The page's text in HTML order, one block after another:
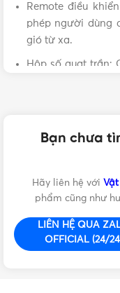
Remote điều
phép người dùng
gió từ xa.
Hộp số quạt trần:
chính hãng, được
bảo độ bền và hiệu
Hãy chọn mua phụ
lượng cao với giá cả
để nhận tư vấn:
Bạn chưa
Hãy liên hệ với Vật
phẩm cũng như
LIÊN HỆ QUA
OFFICIAL (24/